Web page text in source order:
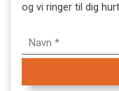
og vi ringer til dig